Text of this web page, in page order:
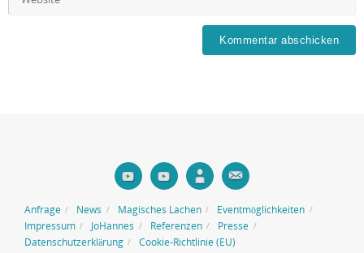
Anfrage News Magisches Lachen
Eventmöglichkeiten
Impressum
JoHannes Referenzen
Presse
Datenschutzerklärung
Cookie-Richtlinie (EU)